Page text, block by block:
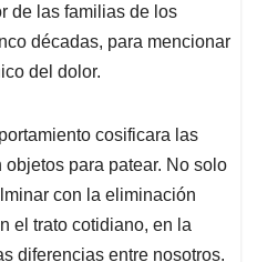
de las familias de los
décadas, para mencionar
del dolor.
cosificara las
para patear. No solo
con la eliminación
el trato cotidiano, en la
diferencias entre nosotros.